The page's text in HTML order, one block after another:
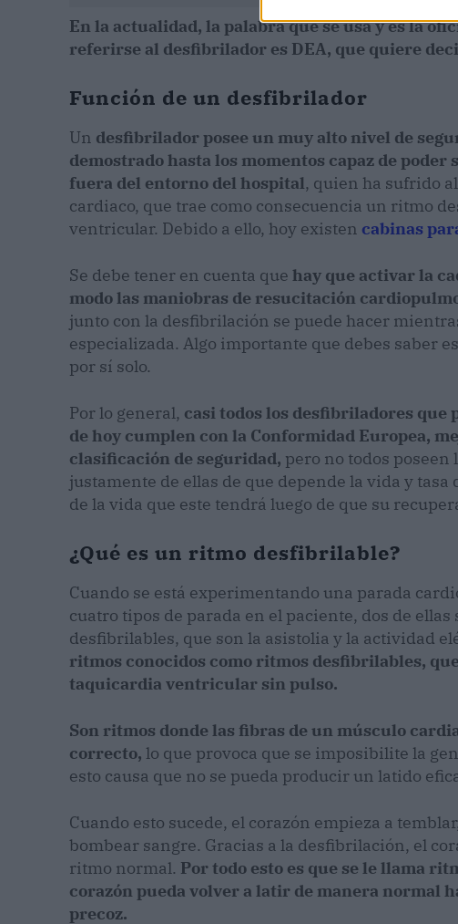
En la actualidad, la palabra que se usa y es la
referirse al desfibrilador es DEA, que quiere
Función de un desfibrilador
Un desfibriladorposee un muy alto nivel de
demostrado hasta los momentos capaz de
fuera del entorno del hospital, quien ha sufrido
cardiaco, que trae como consecuencia un ritmo
ventricular. Debido a ello, hoy existen cabinas
Se debe tener en cuenta que hay que activar la
modo las maniobras de resucitación
junto con la desfibrilación se puede hacer
especializada. Algo importante que debes saber
por sí solo.
Por lo general, casi todos los desfibriladores que
de hoy cumplen con la Conformidad Europea,
clasificación de seguridad, pero no todos
justamente de ellas de que depende la vida y
de la vida que este tendrá luego de que su
¿Qué es un ritmo desfibrilable?
Cuando se está experimentando una parada
cuatro tipos de parada en el paciente, dos de
desfibrilables, que son la asistolia y la actividad
ritmos conocidos como ritmos desfibrilables,
taquicardia ventricular sin pulso.
Son ritmos donde las fibras de un músculo
correcto, lo que provoca que se imposibilite la
esto causa que no se pueda producir un latido
Cuando esto sucede, el corazón empieza a
bombear sangre. Gracias a la desfibrilación, el
ritmo normal. Por todo esto es que se le llama
corazón pueda volver a latir de manera normal
precoz.